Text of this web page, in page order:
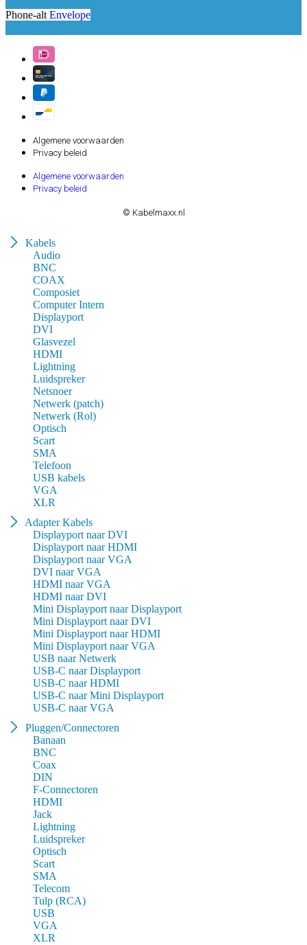
Phone-alt Envelope
Algemene voorwaarden
Privacy beleid
Algemene voorwaarden
Privacy beleid
© Kabelmaxx.nl
Kabels
Audio
BNC
COAX
Composiet
Computer Intern
Displayport
DVI
Glasvezel
HDMI
Lightning
Luidspreker
Netsnoer
Netwerk (patch)
Netwerk (Rol)
Optisch
Scart
SMA
Telefoon
USB kabels
VGA
XLR
Adapter Kabels
Displayport naar DVI
Displayport naar HDMI
Displayport naar VGA
DVI naar VGA
HDMI naar VGA
HDMI naar DVI
Mini Displayport naar Displayport
Mini Displayport naar DVI
Mini Displayport naar HDMI
Mini Displayport naar VGA
USB naar Netwerk
USB-C naar Displayport
USB-C naar HDMI
USB-C naar Mini Displayport
USB-C naar VGA
Pluggen/Connectoren
Banaan
BNC
Coax
DIN
F-Connectoren
HDMI
Jack
Lightning
Luidspreker
Optisch
Scart
SMA
Telecom
Tulp (RCA)
USB
VGA
XLR